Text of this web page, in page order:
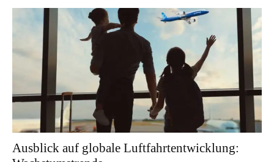
Ausblick auf globale Luftfahrtentwicklung: